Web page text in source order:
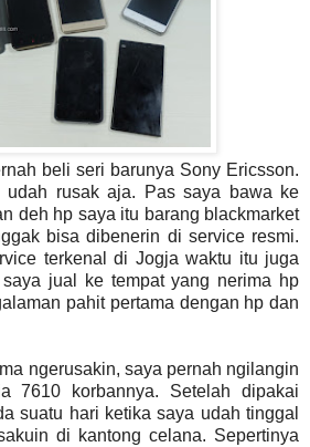
beli seri barunya Sony Ericsson.
udah rusak aja. Pas saya bawa ke
deh hp saya itu barang blackmarket
bisa dibenerin di service resmi.
terkenal di Jogja waktu itu juga
jual ke tempat yang nerima hp
pahit pertama dengan hp dan
ngerusakin, saya pernah ngilangin
7610 korbannya. Setelah dipakai
suatu hari ketika saya udah tinggal
di kantong celana. Sepertinya